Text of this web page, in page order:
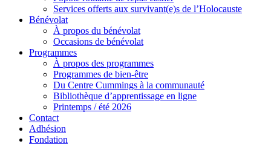
Services offerts aux survivant(e)s de l’Holocauste
Bénévolat
À propos du bénévolat
Occasions de bénévolat
Programmes
À propos des programmes
Programmes de bien-être
Du Centre Cummings à la communauté
Bibliothèque d’apprentissage en ligne
Printemps / été 2026
Contact
Adhésion
Fondation